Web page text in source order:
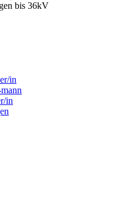
bis 36kV
in
in